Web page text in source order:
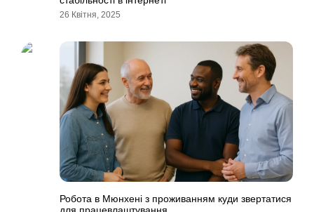
26 Квітня, 2025
Робота в Мюнхені з проживанням куди звертатися